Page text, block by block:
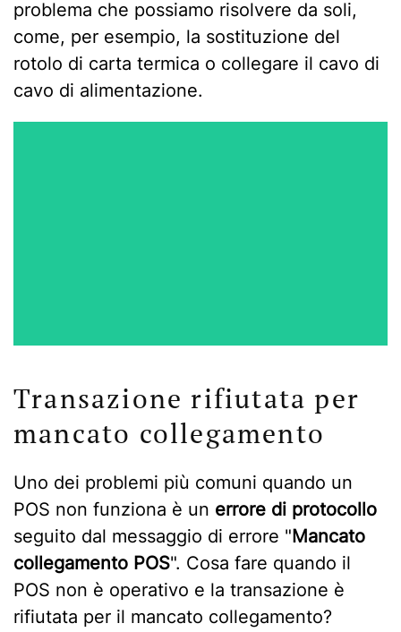
problema che possiamo risolvere da soli,
come, per esempio, la sostituzione del
rotolo di carta termica o collegare il cavo di
cavo di alimentazione.
Transazione rifiutata per
mancato collegamento
Uno dei problemi più comuni quando un
POS non funziona è un errore di protocollo
seguito dal messaggio di errore "Mancato
collegamento POS". Cosa fare quando il
POS non è operativo e la transazione è
rifiutata per il mancato collegamento?